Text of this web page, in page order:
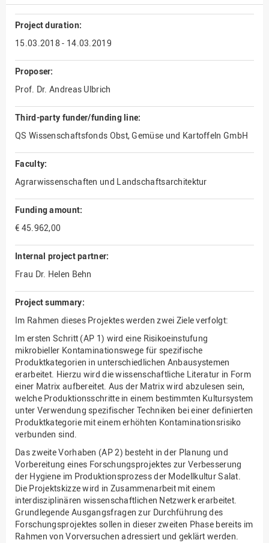
Project duration:
15.03.2018 - 14.03.2019
Proposer:
Prof. Dr. Andreas Ulbrich
Third-party funder/funding line:
QS Wissenschaftsfonds Obst, Gemüse und Kartoffeln GmbH
Faculty:
Agrarwissenschaften und Landschaftsarchitektur
Funding amount:
€ 45.962,00
Internal project partner:
Frau Dr. Helen Behn
Project summary:
Im Rahmen dieses Projektes werden zwei Ziele verfolgt:
Im ersten Schritt (AP 1) wird eine Risikoeinstufung
mikrobieller Kontaminationswege für spezifische
Produktkategorien in unterschiedlichen Anbausystemen
erarbeitet. Hierzu wird die wissenschaftliche Literatur in Form
einer Matrix aufbereitet. Aus der Matrix wird abzulesen sein,
welche Produktionsschritte in einem bestimmten Kultursystem
unter Verwendung spezifischer Techniken bei einer definierten
Produktkategorie mit einem erhöhten Kontaminationsrisiko
verbunden sind.
Das zweite Vorhaben (AP 2) besteht in der Planung und
Vorbereitung eines Forschungsprojektes zur Verbesserung
der Hygiene im Produktionsprozess der Modellkultur Salat.
Die Projektskizze wird in Zusammenarbeit mit einem
interdisziplinären wissenschaftlichen Netzwerk erarbeitet.
Grundlegende Ausgangsfragen zur Durchführung des
Forschungsprojektes sollen in dieser zweiten Phase bereits im
Rahmen von Vorversuchen adressiert und geklärt werden.